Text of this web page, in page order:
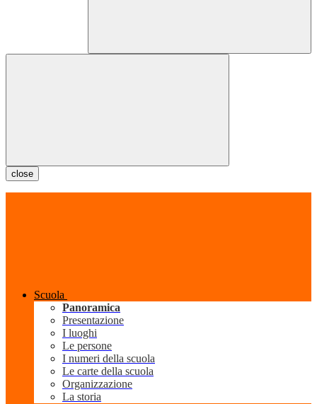
close
Scuola
Panoramica
Presentazione
I luoghi
Le persone
I numeri della scuola
Le carte della scuola
Organizzazione
La storia